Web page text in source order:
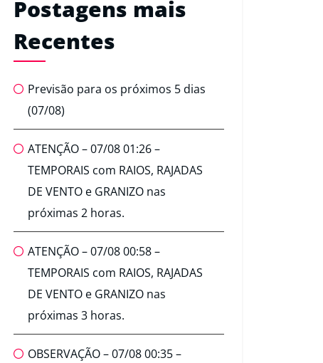
Postagens mais
Recentes
Previsão para os próximos 5 dias
(07/08)
ATENÇÃO – 07/08 01:26 –
TEMPORAIS com RAIOS, RAJADAS
DE VENTO e GRANIZO nas
próximas 2 horas.
ATENÇÃO – 07/08 00:58 –
TEMPORAIS com RAIOS, RAJADAS
DE VENTO e GRANIZO nas
próximas 3 horas.
OBSERVAÇÃO – 07/08 00:35 –